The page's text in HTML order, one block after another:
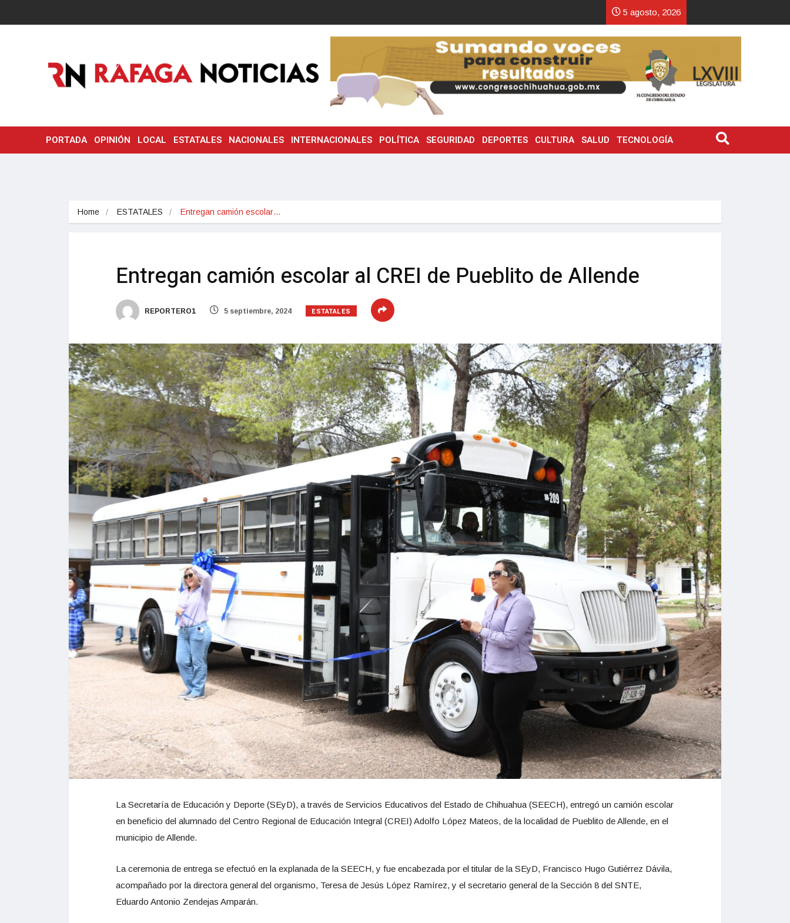
5 agosto, 2026
PORTADA OPINIÓN LOCAL ESTATALES NACIONALES INTERNACIONALES POLÍTICA SEGURIDAD DEPORTES CULTURA SALUD TECNOLOGÍA
Home ESTATALES Entregan camión escolar…
Entregan camión escolar al CREI de Pueblito de Allende
REPORTERO1 5 septiembre, 2024 ESTATALES
La Secretaría de Educación y Deporte (SEyD), a través de Servicios Educativos del Estado de Chihuahua (SEECH), entregó un camión escolar
en beneficio del alumnado del Centro Regional de Educación Integral (CREI) Adolfo López Mateos, de la localidad de Pueblito de Allende, en el
municipio de Allende.
La ceremonia de entrega se efectuó en la explanada de la SEECH, y fue encabezada por el titular de la SEyD, Francisco Hugo Gutiérrez Dávila,
acompañado por la directora general del organismo, Teresa de Jesús López Ramírez, y el secretario general de la Sección 8 del SNTE,
Eduardo Antonio Zendejas Amparán.